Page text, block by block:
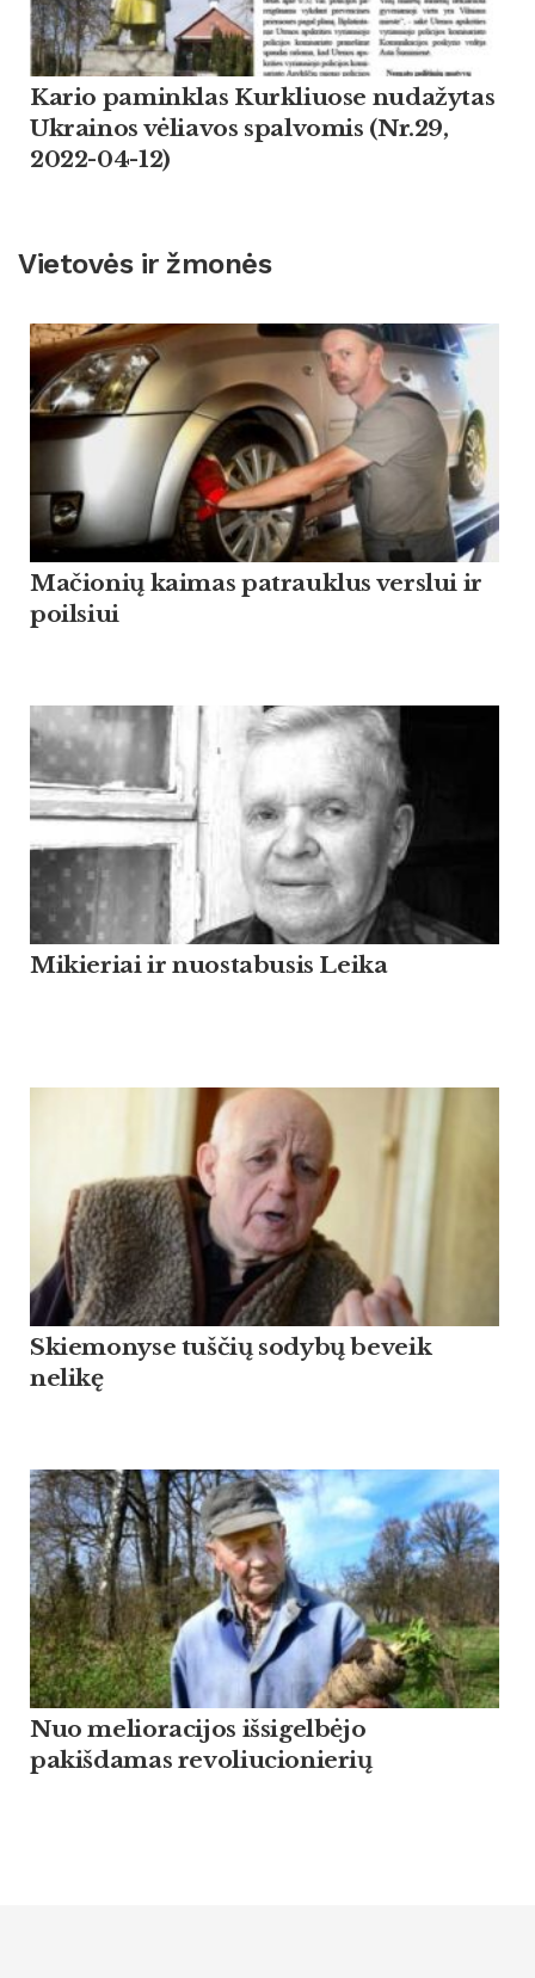
Kario paminklas Kurkliuose nudažytas
Ukrainos vėliavos spalvomis (Nr.29,
2022-04-12)
Vietovės ir žmonės
Mačionių kaimas patrauklus verslui ir
poilsiui
Mikieriai ir nuostabusis Leika
Skiemonyse tuščių sodybų beveik
nelikę
Nuo melioracijos išsigelbėjo
pakišdamas revoliucionierių